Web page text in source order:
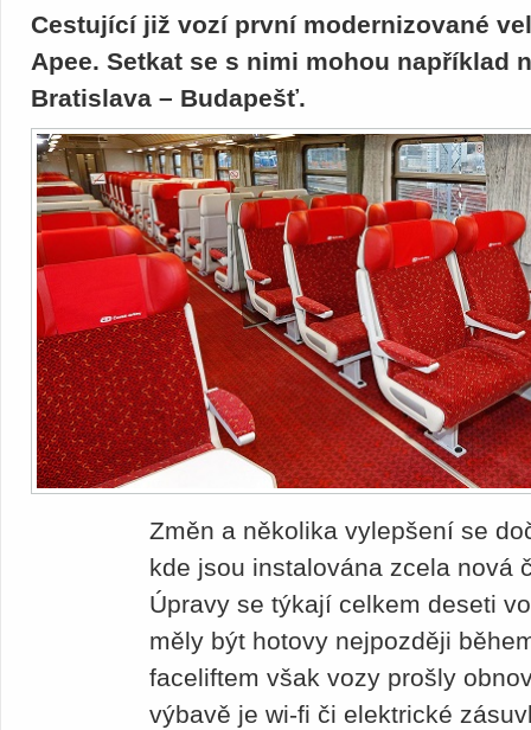
Cestující již vozí první modernizované
Apee. Setkat se s nimi mohou například
Bratislava – Budapešť.
Změn a několika vylepšení se
kde jsou instalována zcela nová
Úpravy se týkají celkem deseti
měly být hotovy nejpozději
faceliftem však vozy prošly
výbavě je wi-fi či elektrické